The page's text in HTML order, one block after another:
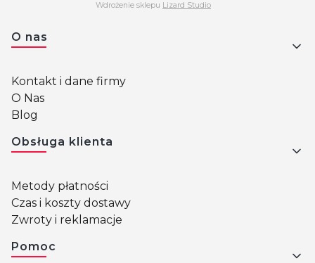
Wdrożenie sklepu Lizard Studio
Linki w stopce
O nas
Kontakt i dane firmy
O Nas
Blog
Obsługa klienta
Metody płatności
Czas i koszty dostawy
Zwroty i reklamacje
Pomoc